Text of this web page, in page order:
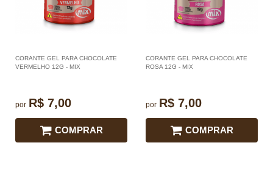
CORANTE GEL PARA CHOCOLATE
VERMELHO 12G - MIX
por R$ 7,00
COMPRAR
CORANTE GEL PARA CHOCOLATE
ROSA 12G - MIX
por R$ 7,00
COMPRAR